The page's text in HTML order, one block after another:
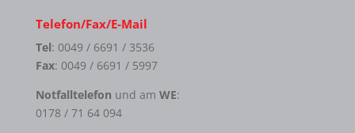
Telefon/Fax/E-Mail
Tel: 0049 / 6691 / 3536
Fax: 0049 / 6691 / 5997
Notfalltelefon und am WE:
0178 / 71 64 094